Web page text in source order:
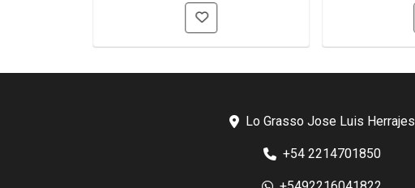
Lo Grasso Jose Luis Herrajes
+54 2214701850